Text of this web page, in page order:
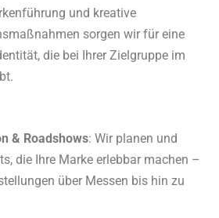
und kreative
sorgen wir für eine
die bei Ihrer Zielgruppe im
& Roadshows: Wir planen und
die Ihre Marke erlebbar machen –
über Messen bis hin zu